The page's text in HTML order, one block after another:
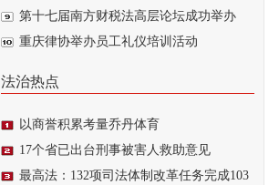
普法...第十七届南方财税法高层论坛成功举办
重庆律协举办员工礼仪培训活动
法治热点
以商誉积累考量乔丹体育
17个省已出台刑事被害人救助意见
最高法：132项司法体制改革任务完成103